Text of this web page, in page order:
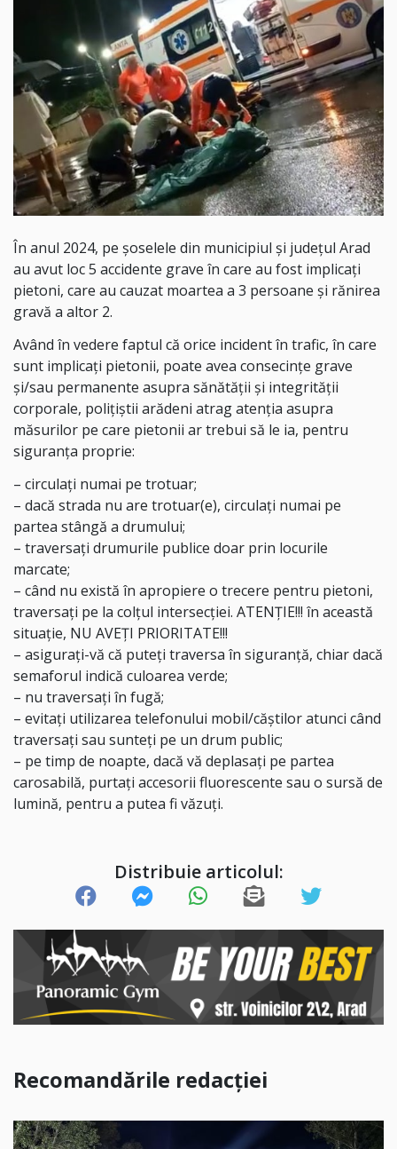
În anul 2024, pe șoselele din municipiul și județul Arad
au avut loc 5 accidente grave în care au fost implicați
pietoni, care au cauzat moartea a 3 persoane și rănirea
gravă a altor 2.
Având în vedere faptul că orice incident în trafic, în care
sunt implicați pietonii, poate avea consecințe grave
și/sau permanente asupra sănătății și integrității
corporale, polițiștii arădeni atrag atenția asupra
măsurilor pe care pietonii ar trebui să le ia, pentru
siguranța proprie:
– circulați numai pe trotuar;
– ⁠dacă strada nu are trotuar(e), circulați numai pe
partea stângă a drumului;
– ⁠traversați drumurile publice doar prin locurile
marcate;
– ⁠când nu există în apropiere o trecere pentru pietoni,
traversați pe la colțul intersecției. ATENȚIE!!! în această
situație, NU AVEȚI PRIORITATE!!!
– ⁠asigurați-vă că puteți traversa în siguranță, chiar dacă
semaforul indică culoarea verde;
– ⁠nu traversați în fugă;
– ⁠evitați utilizarea telefonului mobil/căștilor atunci când
traversați sau sunteți pe un drum public;
– ⁠pe timp de noapte, dacă vă deplasați pe partea
carosabilă, purtați accesorii fluorescente sau o sursă de
lumină, pentru a putea fi văzuți.
Distribuie articolul:
Recomandările redacției